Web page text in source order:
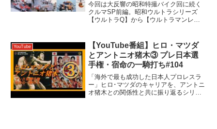
今回は大反響の昭和特撮バイク回に続く
クルマSP前編。昭和ウルトラシリーズ
【ウルトラQ】から【ウルトラマンレ
ャプター】 00:00:00 オープニング
00:00:46 ウ...
YouTube
【YouTube番組】ヒロ・マツダ
とアントニオ猪木③ プレ日本選
手権・宿命の一騎打ち#104
「海外で最も成功した日本人プロレスラ
ー」ヒロ･マツダのキャリアを、アントニ
オ猪木との関係性と共に振り返るシリー